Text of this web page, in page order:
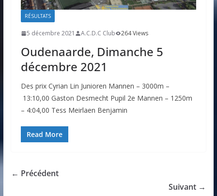
RÉSULTATS
5 décembre 2021 A.C.D.C Club 264 Views
Oudenaarde, Dimanche 5
décembre 2021
Des prix Cyrian Lin Junioren Mannen – 3000m –
13:10,00 Gaston Desmecht Pupil 2e Mannen – 1250m
– 4:04,00 Tess Meirlaen Benjamin
Read More
← Précédent
Suivant →